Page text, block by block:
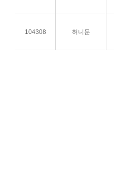
104308 허니문